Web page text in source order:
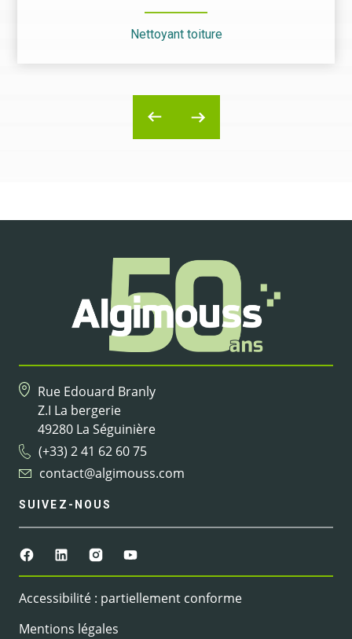
Nettoyant toiture
Rue Edouard Branly
Z.I La bergerie
49280 La Séguinière
(+33) 2 41 62 60 75
contact@algimouss.com
SUIVEZ-NOUS
Accessibilité : partiellement conforme
Mentions légales